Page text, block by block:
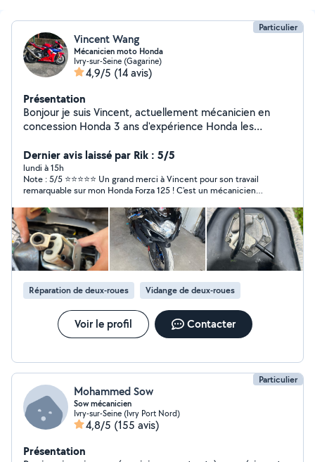
Particulier
Vincent Wang
Mécanicien moto Honda
Ivry-sur-Seine (Gagarine)
4,9/5 (14 avis)
Présentation
Bonjour je suis Vincent, actuellement mécanicien en
concession Honda 3 ans d'expérience Honda les
dépannage / pose d'accessoires Spécialiste Honda, j'ai
accès au manuel d'atelier Je préfère me déplacer pour
les prestations mais vous pouvez me dépose la moto
Dernier avis laissé par Rik : 5/5
lundi à 15h
​Note : 5/5 ⭐⭐⭐⭐⭐ ​Un grand merci à Vincent pour son travail
remarquable sur mon Honda Forza 125 ! ​C'est un mécanicien
scooter sur le bout des doigts. En plus d'un travail d'une
propreté irréprochable, il prend le temps d'expliquer ce qu'il fait
au fur et à mesure, ce qui est très appréciable. ​Respectueux,
pédagogue et avec des tarifs très attractifs, c'est une perle
rare. Vous pouvez y aller les yeux fermés, vous ne serez
absolument pas déçu. ​C'est décidé, il devient mon mécanicien
officiel ! Je recommande à 20/20 et je ferai très
prochainement appel à lui de nouveau. Foncez !
Réparation de deux-roues Vidange de deux-roues
Voir le profil Contacter
Particulier
Mohammed Sow
Sow mécanicien
Ivry-sur-Seine (Ivry Port Nord)
4,8/5 (155 avis)
Présentation